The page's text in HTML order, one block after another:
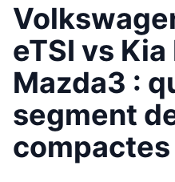
eTSI vs
Mazda3 :
segment